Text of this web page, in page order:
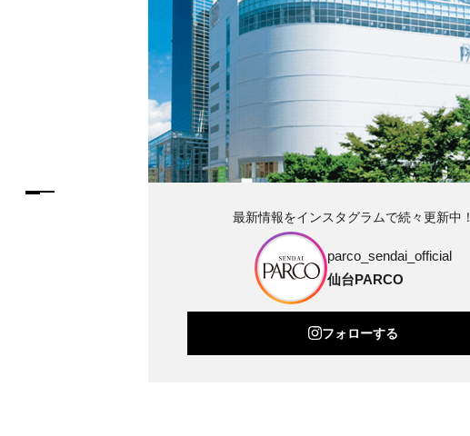
最新情報をインスタグラムで続々更新中！
parco_sendai_official
仙台PARCO
フォローする